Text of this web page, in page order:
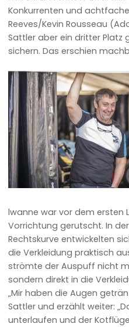
Konkurrenten und
Reeves/Kevin Rousseau
Sattler aber ein dritter Platz
sichern. Das erschien
lwanne war vor dem ersten
Vorrichtung gerutscht. In
Rechtskurve entwickelten
die Verkleidung praktisch
strömte der Auspuff nicht
sondern direkt in die
„Mir haben die Augen
Sattler und erzählt weiter:
unterlaufen und der